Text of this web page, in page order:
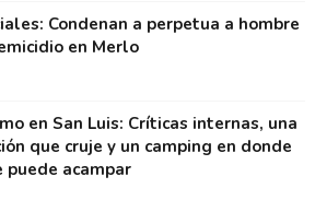
Condenan a perpetua a hombre
en Merlo
en San Luis: Críticas internas, una
que cruje y un camping en donde
puede acampar